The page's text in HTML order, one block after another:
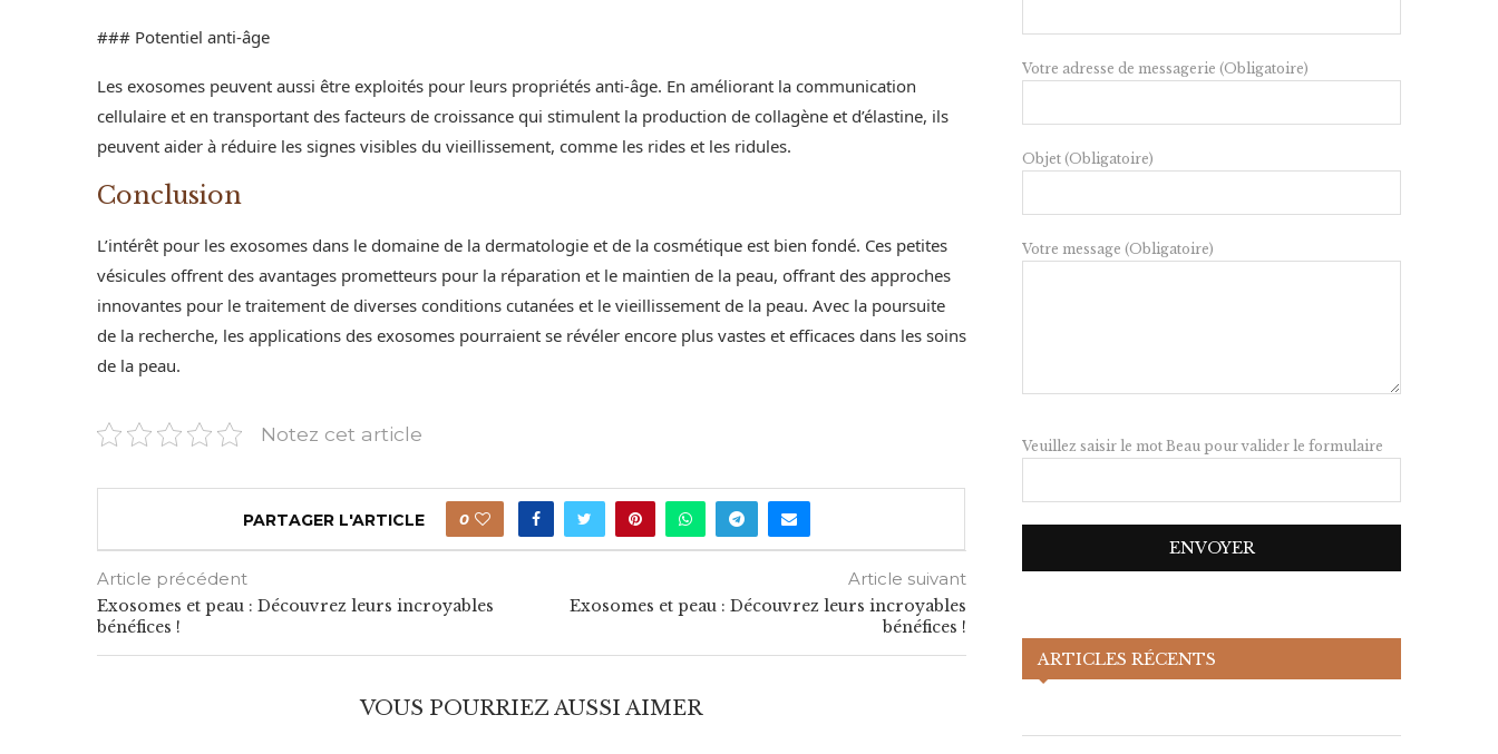
### Potentiel anti-âge
Les exosomes peuvent aussi être exploités pour leurs propriétés anti-âge. En améliorant la communication
cellulaire et en transportant des facteurs de croissance qui stimulent la production de collagène et d’élastine, ils
peuvent aider à réduire les signes visibles du vieillissement, comme les rides et les ridules.
Conclusion
L’intérêt pour les exosomes dans le domaine de la dermatologie et de la cosmétique est bien fondé. Ces petites
vésicules offrent des avantages prometteurs pour la réparation et le maintien de la peau, offrant des approches
innovantes pour le traitement de diverses conditions cutanées et le vieillissement de la peau. Avec la poursuite
de la recherche, les applications des exosomes pourraient se révéler encore plus vastes et efficaces dans les soins
de la peau.
Notez cet article
PARTAGER L'ARTICLE 0
Article précédent
Exosomes et peau : Découvrez leurs incroyables
bénéfices !
Article suivant
Exosomes et peau : Découvrez leurs incroyables
bénéfices !
VOUS POURRIEZ AUSSI AIMER
Votre adresse de messagerie (Obligatoire)
Objet (Obligatoire)
Votre message (Obligatoire)
Veuillez saisir le mot Beau pour valider le formulaire
ARTICLES RÉCENTS
Découvrez leurs incroyables
bénéfices !